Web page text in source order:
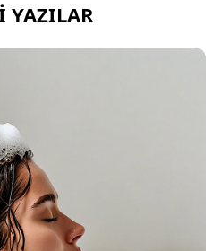
YAZILAR